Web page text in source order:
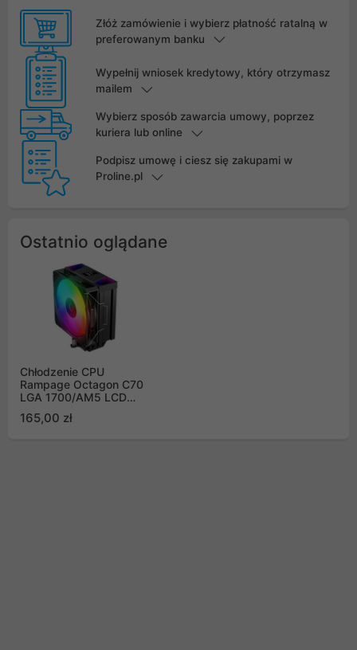
Złóż zamówienie i wybierz płatność ratalną w
preferowanym banku
Wypełnij wniosek kredytowy, który otrzymasz
mailem
Wybierz sposób zawarcia umowy, poprzez
kuriera lub online
Podpisz umowę i ciesz się zakupami w
Proline.pl
Ostatnio oglądane
Chłodzenie CPU
Rampage Octagon C70
LGA 1700/AM5 LCD
120mm ARGB czarny
165,00 zł